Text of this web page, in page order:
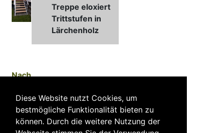
Diese Website nutzt Cookies, um
bestmögliche Funktionalität bieten zu
können. Durch die weitere Nutzung der
Treppe eloxiert
Trittstufen in
Lärchenholz
Nach